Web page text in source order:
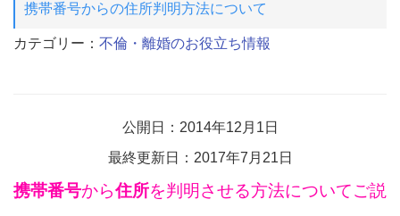
携帯番号からの住所判明方法について
カテゴリー： 不倫・離婚のお役立ち情報
公開日：2014年12月1日
最終更新日：2017年7月21日
携帯番号から住所を判明させる方法についてご説